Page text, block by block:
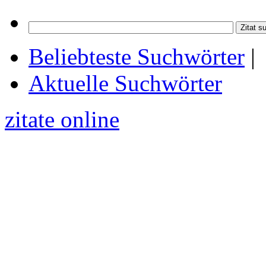
Beliebteste Suchwörter |
Aktuelle Suchwörter
zitate online